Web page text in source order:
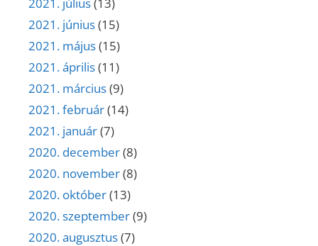
2021. június(15)
2021. május(15)
2021. április(11)
2021. március(9)
2021. február(14)
2021. január(7)
2020. december(8)
2020. november(8)
2020. október(13)
2020. szeptember(9)
2020. augusztus(7)